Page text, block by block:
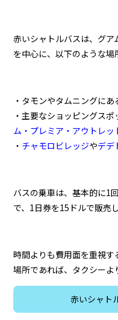
赤いシャトルバスは、グ
を中心に、以下のような場
・タモンやタムニングに
・主要なショッピングスポ
ム・プレミア・アウトレッ
・ チャモロビレッジやデデ
バスの乗車は、基本的に1
で、1日券を15ドルで販売
時間よりも費用面を重視
場所であれば、タクシーよ
赤いシャト